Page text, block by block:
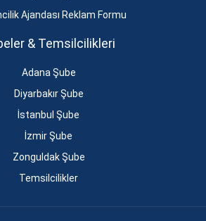
Ajandası Reklam Formu
& Temsilcilikleri
Adana Şube
Diyarbakır Şube
İstanbul Şube
İzmir Şube
Zonguldak Şube
Temsilcilikler